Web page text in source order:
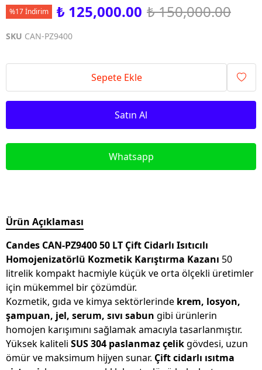
%17 İndirim ₺ 125,000.00 ₺ 150,000.00
SKU CAN-PZ9400
Sepete Ekle
Satın Al
Whatsapp
Ürün Açıklaması
Candes CAN-PZ9400 50 LT Çift Cidarlı Isıtıcılı
Homojenizatörlü Kozmetik Karıştırma Kazanı 50
litrelik kompakt hacmiyle küçük ve orta ölçekli üretimler
için mükemmel bir çözümdür.
Kozmetik, gıda ve kimya sektörlerinde krem, losyon,
şampuan, jel, serum, sıvı sabun gibi ürünlerin
homojen karışımını sağlamak amacıyla tasarlanmıştır.
Yüksek kaliteli SUS 304 paslanmaz çelikgövdesi, uzun
ömür ve maksimum hijyen sunar. Çift cidarlı ısıtma